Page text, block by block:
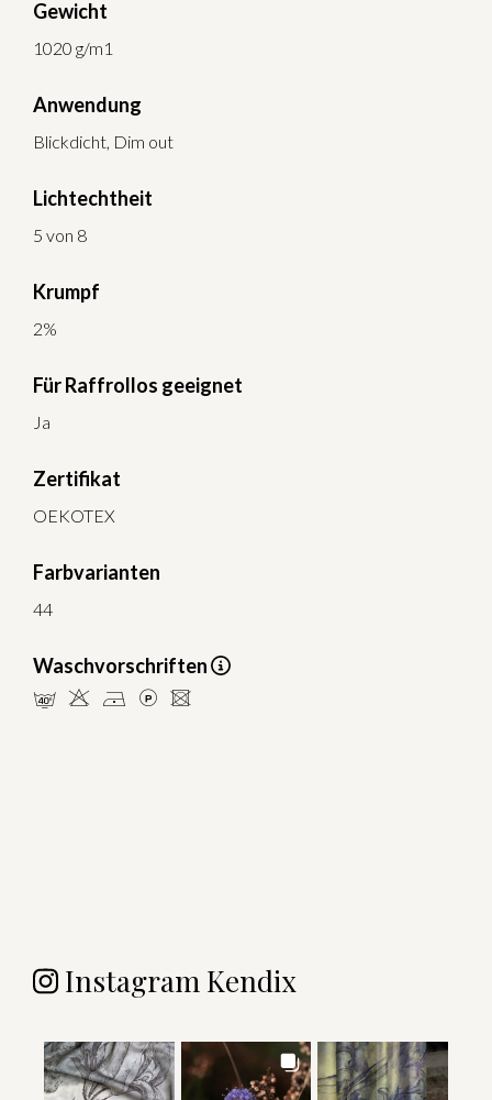
Gewicht
1020 g/m1
Anwendung
Blickdicht, Dim out
Lichtechtheit
5 von 8
Krumpf
2%
Für Raffrollos geeignet
Ja
Zertifikat
OEKOTEX
Farbvarianten
44
Waschvorschriften
nHDLU
Instagram Kendix